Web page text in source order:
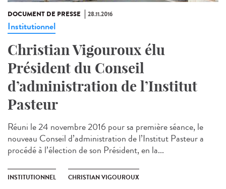
DOCUMENT DE PRESSE 28.11.2016
Institutionnel
Christian Vigouroux élu
Président du Conseil
d’administration de l’Institut
Pasteur
Réuni le 24 novembre 2016 pour sa première séance, le
nouveau Conseil d’administration de l’Institut Pasteur a
procédé à l’élection de son Président, en la...
INSTITUTIONNEL CHRISTIAN VIGOUROUX